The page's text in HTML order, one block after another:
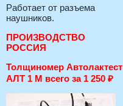
Работает от разъема
наушников.
ПРОИЗВОДСТВО
РОССИЯ
Толщиномер Автолактест
АЛТ 1 М всего за 1 250 ₽